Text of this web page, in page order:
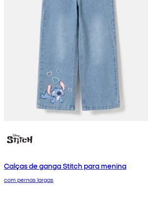
Calças de ganga Stitch para menina
com pernas largas